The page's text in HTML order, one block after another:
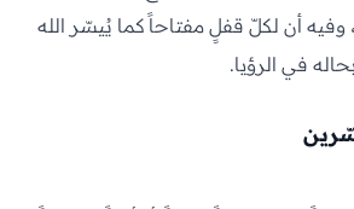
وفيه أن لكلّ قفلٍ مفتاحاً كما يُيسّر الله
في الرؤيا.